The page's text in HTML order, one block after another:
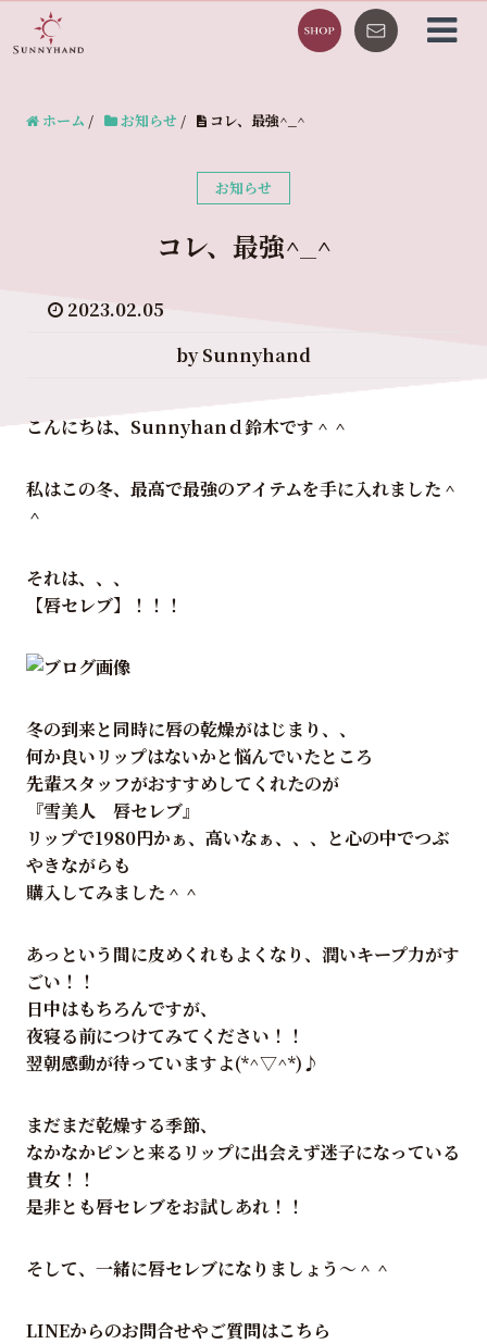
ホーム / お知らせ / コレ、最強^_^
お知らせ
コレ、最強^_^
2023.02.05
by Sunnyhand
こんにちは、Sunnyhanｄ鈴木です＾＾
私はこの冬、最高で最強のアイテムを手に入れました＾
＾
それは、、、
【唇セレブ】！！！
冬の到来と同時に唇の乾燥がはじまり、、
何か良いリップはないかと悩んでいたところ
先輩スタッフがおすすめしてくれたのが
『雪美人 唇セレブ』
リップで1980円かぁ、高いなぁ、、、と心の中でつぶ
やきながらも
購入してみました＾＾
あっという間に皮めくれもよくなり、潤いキープ力がす
ごい！！
日中はもちろんですが、
夜寝る前につけてみてください！！
翌朝感動が待っていますよ(*^▽^*)♪
まだまだ乾燥する季節、
なかなかピンと来るリップに出会えず迷子になっている
貴女！！
是非とも唇セレブをお試しあれ！！
そして、一緒に唇セレブになりましょう～＾＾
LINEからのお問合せやご質問はこちら